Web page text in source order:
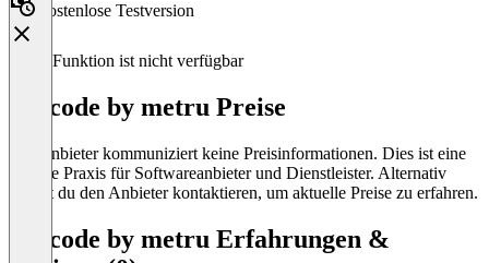
Kostenlose Testversion
Diese Funktion ist nicht verfügbar
Jobcode by metru Preise
Der Anbieter kommuniziert keine Preisinformationen. Dies ist eine
übliche Praxis für Softwareanbieter und Dienstleister. Alternativ
kannst du den Anbieter kontaktieren, um aktuelle Preise zu erfahren.
Jobcode by metru Erfahrungen &